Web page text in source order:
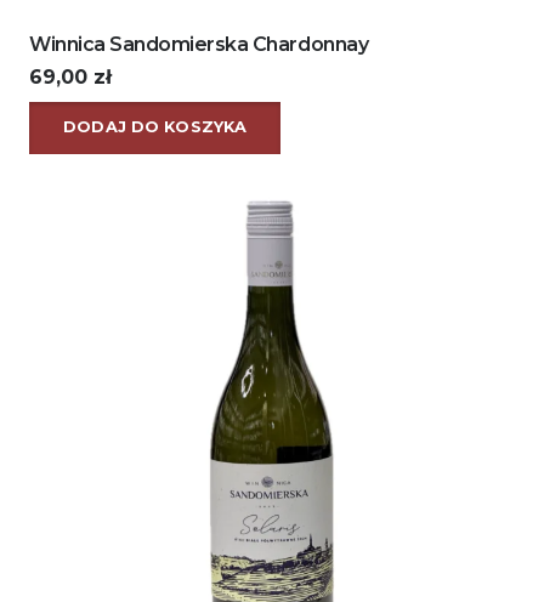
Winnica Sandomierska Chardonnay
69,00 zł
DODAJ DO KOSZYKA